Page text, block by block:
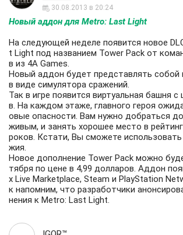
30.08.2013 в 20:24
Новый аддон для Metro: Last Light
На следующей неделе появится новое
t Light под названием Tower Pack от
в из 4A Games.
Новый аддон будет представлять собой
в виде симулятора сражений.
Так в игре появится виртуальная башня с
в. На каждом этаже, главного героя
овые опасности. Вам нужно добраться
живым, и занять хорошее место в
роков. Кстати, Вы сможете
жия.
Новое дополнение Tower Pack можно
тября по цене в 4,99 долларов. Аддон
x Live Marketplace, Steam и PlayStation
к напомним, что разработчики
нения к Metro: Last Light.